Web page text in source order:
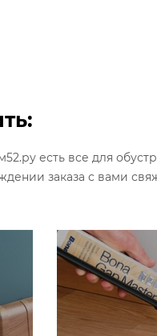
есть все для
заказа с вами